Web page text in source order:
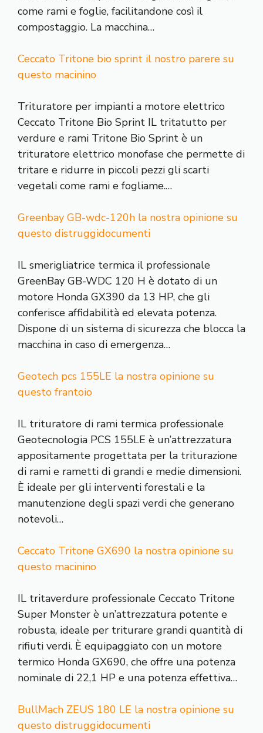
come rami e foglie, facilitandone così il
compostaggio. La macchina…
Ceccato Tritone bio sprint il nostro parere su
questo macinino
Trituratore per impianti a motore elettrico
Ceccato Tritone Bio Sprint IL tritatutto per
verdure e rami Tritone Bio Sprint è un
trituratore elettrico monofase che permette di
tritare e ridurre in piccoli pezzi gli scarti
vegetali come rami e fogliame.…
Greenbay GB-wdc-120h la nostra opinione su
questo distruggidocumenti
IL smerigliatrice termica il professionale
GreenBay GB-WDC 120 H è dotato di un
motore Honda GX390 da 13 HP, che gli
conferisce affidabilità ed elevata potenza.
Dispone di un sistema di sicurezza che blocca la
macchina in caso di emergenza…
Geotech pcs 155LE la nostra opinione su
questo frantoio
IL trituratore di rami termica professionale
Geotecnologia PCS 155LE è un’attrezzatura
appositamente progettata per la triturazione
di rami e rametti di grandi e medie dimensioni.
È ideale per gli interventi forestali e la
manutenzione degli spazi verdi che generano
notevoli…
Ceccato Tritone GX690 la nostra opinione su
questo macinino
IL tritaverdure professionale Ceccato Tritone
Super Monster è un’attrezzatura potente e
robusta, ideale per triturare grandi quantità di
rifiuti verdi. È equipaggiato con un motore
termico Honda GX690, che offre una potenza
nominale di 22,1 HP e una potenza effettiva…
BullMach ZEUS 180 LE la nostra opinione su
questo distruggidocumenti